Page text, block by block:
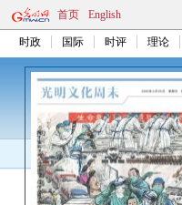
首页 English
时政 国际 时评 理论